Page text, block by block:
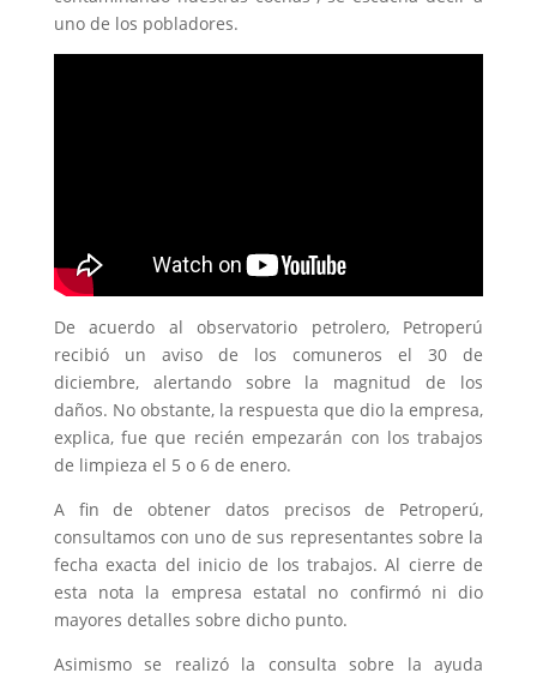
uno de los pobladores.
De acuerdo al observatorio petrolero, Petroperú
recibió un aviso de los comuneros el 30 de
diciembre, alertando sobre la magnitud de los
daños. No obstante, la respuesta que dio la empresa,
explica, fue que recién empezarán con los trabajos
de limpieza el 5 o 6 de enero.
A fin de obtener datos precisos de Petroperú,
consultamos con uno de sus representantes sobre la
fecha exacta del inicio de los trabajos. Al cierre de
esta nota la empresa estatal no confirmó ni dio
mayores detalles sobre dicho punto.
Asimismo se realizó la consulta sobre la ayuda